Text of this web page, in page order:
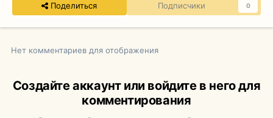
Поделиться Подписчики 0
Нет комментариев для отображения
Создайте аккаунт или войдите в него для
комментирования